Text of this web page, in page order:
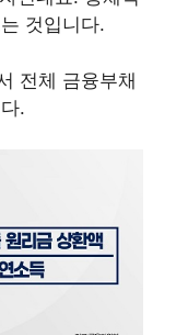
것입니다.
전체 금융부채
.